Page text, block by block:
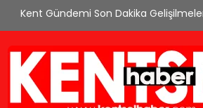
Kent Gündemi Son Dakika Gelişilmeleri